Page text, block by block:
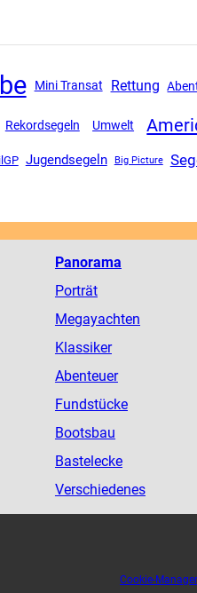
Mini Transat Rettung
Rekordsegeln Umwelt
Jugendsegeln Big Picture
Panorama
Porträt
Megayachten
Klassiker
Abenteuer
Fundstücke
Bootsbau
Bastelecke
Verschiedenes
Cookie-Manager